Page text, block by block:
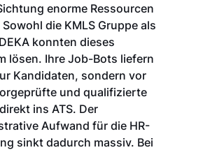
enorme Ressourcen
die KMLS Gruppe als
konnten dieses
lösen. Ihre Job-Bots liefern
Kandidaten, sondern vor
und qualifizierte
ins ATS. Der
Aufwand für die HR-
sinkt dadurch massiv. Bei